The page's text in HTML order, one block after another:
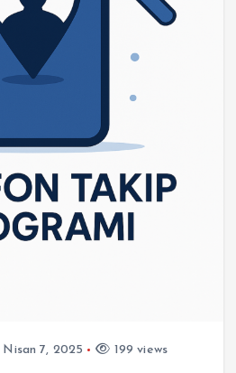
Nisan 7, 2025 199 views